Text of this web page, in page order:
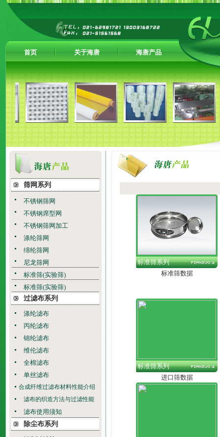
首页 关于海唐 海唐产品
筛网系列
不锈钢筛网
不锈钢席型网
不锈钢筛网加工
涤纶筛网
绵纶筛网
尼龙筛网
标准筛(实验筛)
标准筛(实验筛)
过滤布系列
涤纶滤布
丙纶滤布
锦纶滤布
维伦滤布
全棉滤布
单丝滤布
合成纤维过滤布材料性能介绍
滤布的织造方法与过滤性能
滤布使用须知
除尘布系列
标准筛系列
标准筛数据
标准筛系列
进口筛数据